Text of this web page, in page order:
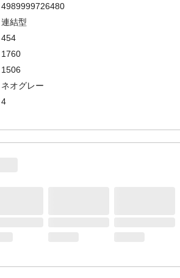
4989999726480
連結型
454
1760
1506
ネオグレー
4
25